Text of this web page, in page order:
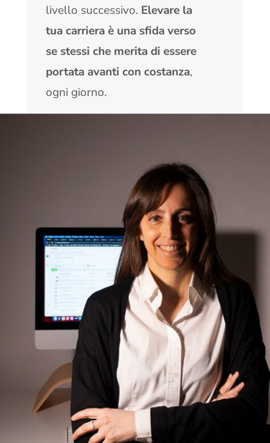
livello successivo. Elevare la
tua carriera è una sfida verso
se stessi che merita di essere
portata avanti con costanza,
ogni giorno.